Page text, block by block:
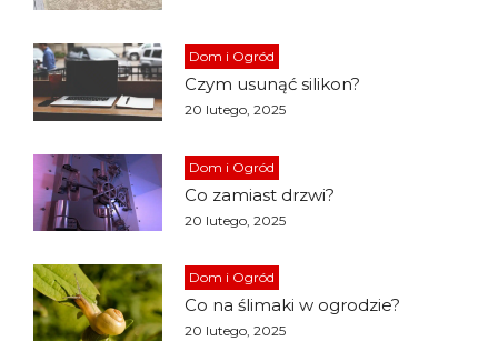
Dom i Ogród
Czym usunąć silikon?
20 lutego, 2025
Dom i Ogród
Co zamiast drzwi?
20 lutego, 2025
Dom i Ogród
Co na ślimaki w ogrodzie?
20 lutego, 2025